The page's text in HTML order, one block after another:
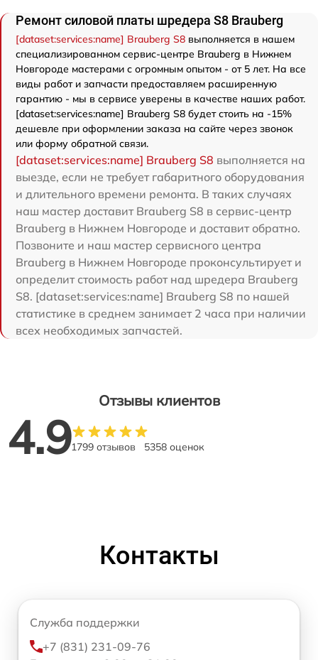
Ремонт силовой платы шредера S8 Brauberg
[dataset:services:name] Brauberg S8 выполняется в нашем
специализированном сервис-центре Brauberg в Нижнем
Новгороде мастерами с огромным опытом - от 5 лет. На все
виды работ и запчасти предоставляем расширенную
гарантию - мы в сервисе уверены в качестве наших работ.
[dataset:services:name] Brauberg S8 будет стоить на -15%
дешевле при оформлении заказа на сайте через звонок
или форму обратной связи.
[dataset:services:name] Brauberg S8 выполняется на
выезде, если не требует габаритного оборудования
и длительного времени ремонта. В таких случаях
наш мастер доставит Brauberg S8 в сервис-центр
Brauberg в Нижнем Новгороде и доставит обратно.
Позвоните и наш мастер сервисного центра
Brauberg в Нижнем Новгороде проконсультирует и
определит стоимость работ над шредера Brauberg
S8. [dataset:services:name] Brauberg S8 по нашей
статистике в среднем занимает 2 часа при наличии
всех необходимых запчастей.
Отзывы клиентов
4.91799 отзывов 5358 оценок
Контакты
Служба поддержки
+7 (831) 231-09-76